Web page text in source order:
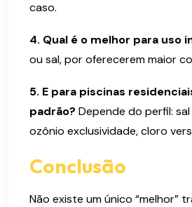
caso.
4. Qual é o melhor para uso
ou sal, por oferecerem maior
5. E para piscinas
padrão? Depende do perfil:
ozônio exclusividade, cloro
Conclusão
Não existe um único “melhor”